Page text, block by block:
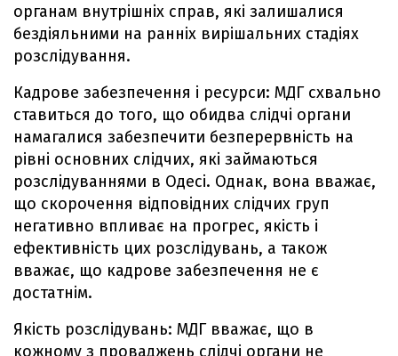
органам внутрішніх справ, які залишалися
бездіяльними на ранніх вирішальних стадіях
розслідування.
Кадрове забезпечення і ресурси: МДГ схвально
ставиться до того, що обидва слідчі органи
намагалися забезпечити безперервність на
рівні основних слідчих, які займаються
розслідуваннями в Одесі. Однак, вона вважає,
що скорочення відповідних слідчих груп
негативно впливає на прогрес, якість і
ефективність цих розслідувань, а також
вважає, що кадрове забезпечення не є
достатнім.
Якість розслідувань: МДГ вважає, що в
кожному з проваджень слідчі органи не